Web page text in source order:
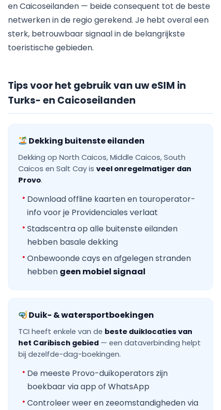
en Caicoseilanden — beide consequent tot de beste
netwerken in de regio gerekend. Je hebt overal een
sterk, betrouwbaar signaal in de belangrijkste
toeristische gebieden.
Tips voor het gebruik van uw eSIM in
Turks- en Caicoseilanden
Dekking buitenste eilanden
Dekking op North Caicos, Middle Caicos, South
Caicos en Salt Cay is veel onregelmatiger dan
Provo.
Download offline kaarten en touroperator-
info voor je Providenciales verlaat
Stadscentra op alle buitenste eilanden
hebben basale dekking
Onbewoonde cays en afgelegen stranden
hebben geen mobiel signaal
Duik- & watersportboekingen
TCI heeft enkele van de beste duiklocaties van
het Caribisch gebied — een dataverbinding helpt
bij dezelfde-dag-boekingen.
De meeste Provo-duikoperators zijn
boekbaar via app of WhatsApp
Controleer weer en zeeomstandigheden via